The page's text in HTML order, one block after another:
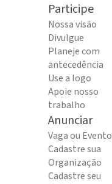
Participe
Nossa visão
Divulgue
Planeje com
antecedência
Use a logo
Apoie nosso
trabalho
Anunciar
Vaga ou Evento
Cadastre sua
Organização
Cadastre seu